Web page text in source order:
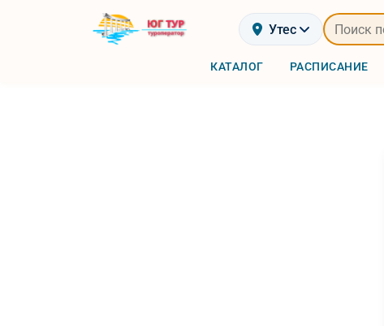
Утес
КАТАЛОГ РАСПИСАНИЕ